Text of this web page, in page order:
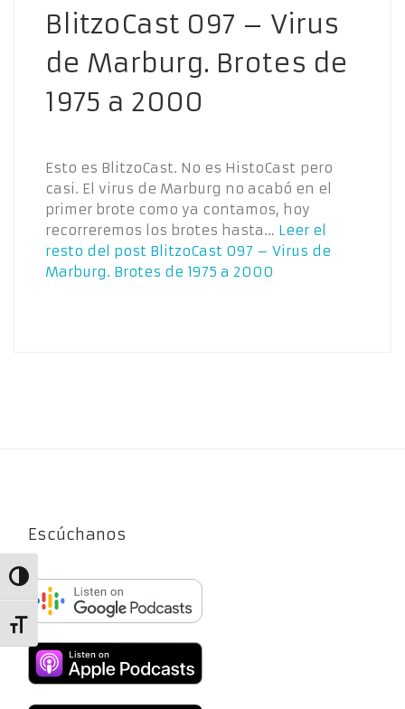
Alternar alto contraste
Alternar tamaño de letra
BlitzoCast 097 – Virus
de Marburg. Brotes de
1975 a 2000
Esto es BlitzoCast. No es HistoCast pero
casi. El virus de Marburg no acabó en el
primer brote como ya contamos, hoy
recorreremos los brotes hasta… Leer el
resto del post BlitzoCast 097 – Virus de
Marburg. Brotes de 1975 a 2000
Escúchanos